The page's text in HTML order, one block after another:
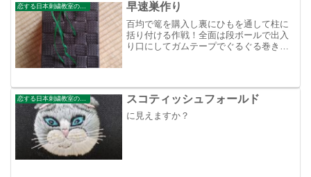
恋する日本刺繍教室のブログ 早速巣作り
百均で篭を購入し裏にひもを通して柱に
括り付ける作戦！全面は段ボールで出入
り口にしてガムテープでぐるぐる巻きに
スコティッシュフォールド
に見えますか？